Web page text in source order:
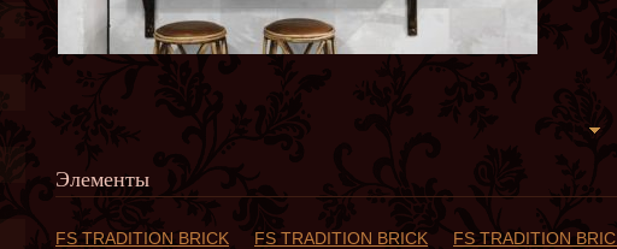
Элементы
FS TRADITION BRICK FS TRADITION BRICK FS TRADITION